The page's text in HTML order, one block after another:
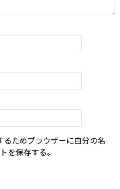
ためブラウザーに自分の名
を保存する。